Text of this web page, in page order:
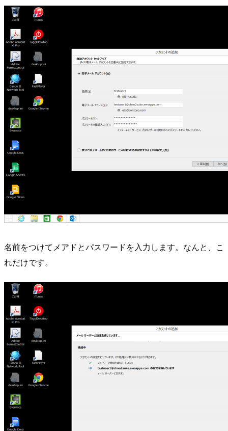
名前をつけてメアドとパスワードを入力します。なんと、こ
れだけです。